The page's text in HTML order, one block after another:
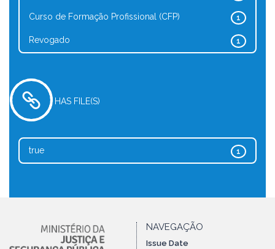
1
Curso de Formação Profissional (CFP)
1
Revogado
HAS FILE(S)
1
true
NAVEGAÇÃO
Issue Date